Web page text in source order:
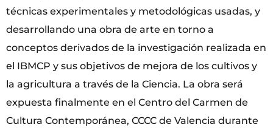
técnicas experimentales y metodológicas usadas, y
desarrollando una obra de arte en torno a
conceptos derivados de la investigación realizada en
el IBMCP y sus objetivos de mejora de los cultivos y
la agricultura a través de la Ciencia. La obra será
expuesta finalmente en el Centro del Carmen de
Cultura Contemporánea, CCCC de Valencia durante